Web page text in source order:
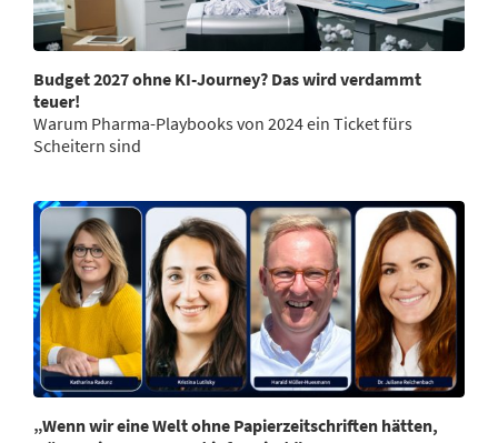
Budget 2027 ohne KI-Journey? Das wird verdammt
teuer!
Warum Pharma-Playbooks von 2024 ein Ticket fürs
Scheitern sind
„Wenn wir eine Welt ohne Papierzeitschriften hätten,